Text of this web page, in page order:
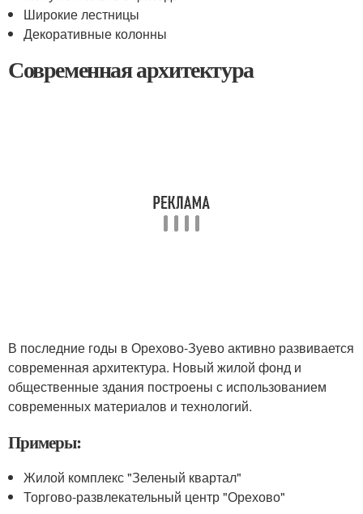
Широкие лестницы
Декоративные колонны
Современная архитектура
В последние годы в Орехово-Зуево активно развивается
современная архитектура. Новый жилой фонд и
общественные здания построены с использованием
современных материалов и технологий.
Примеры:
Жилой комплекс "Зеленый квартал"
Торгово-развлекательный центр "Орехово"